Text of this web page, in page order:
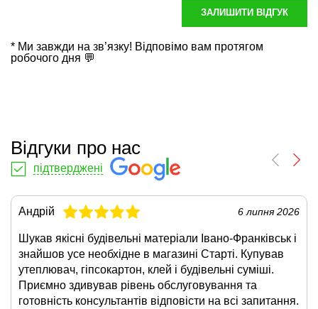
ЗАЛИШИТИ ВІДГУК
* Ми завжди на зв’язку! Відповімо вам протягом
робочого дня 💬
Відгуки про нас
підтверджені
Андрій 6 липня 2026
Шукав якісні будівельні матеріали Івано-Франківськ і
знайшов усе необхідне в магазині Старті. Купував
утеплювач, гіпсокартон, клей і будівельні суміші.
Приємно здивував рівень обслуговування та
готовність консультантів відповісти на всі запитання.